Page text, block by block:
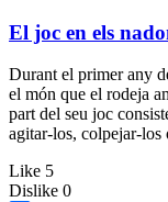
El joc en els
Durant el primer any
el món que el rodeja
part del seu joc
agitar-los, colpejar-los
Like 5
Dislike 0